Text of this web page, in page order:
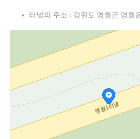
터널의 주소 : 강원도 영월군 영월